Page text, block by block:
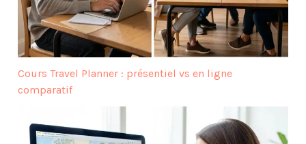
Cours Travel Planner : présentiel vs en ligne
comparatif